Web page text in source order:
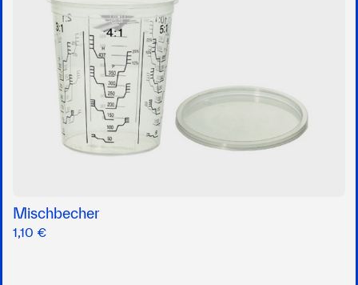
Mischbecher
1,10 €